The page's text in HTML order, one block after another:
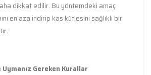
dikkat edilir. Bu yöntemdeki amaç
en aza indirip kas kütlesini sağlıklı bir
Gereken Kurallar